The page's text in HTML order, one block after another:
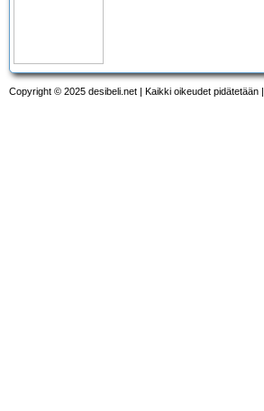
Copyright © 2025 desibeli.net | Kaikki oikeudet pidätetään |